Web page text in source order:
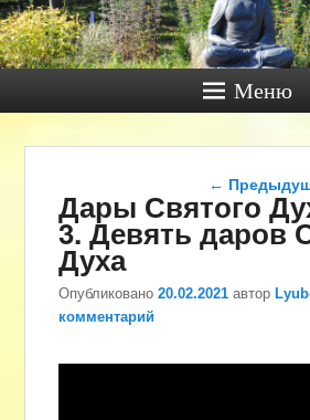
Меню
Навигация
←
Дары Святого
3. Девять даров
Духа
Опубликовано20.02.2021 автор
комментарий